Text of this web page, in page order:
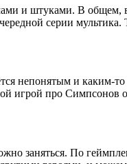
и штуками. В общем,
серии мультика.
непонятым и каким-
игрой про Симпсонов
заняться. По